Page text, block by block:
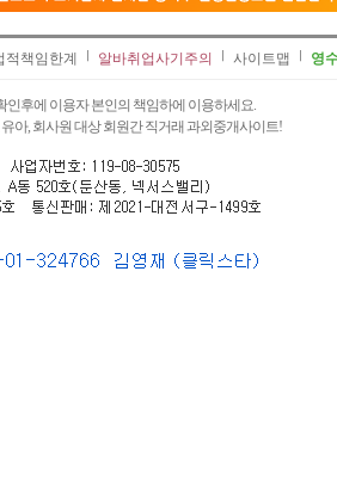
적책임한계 알바취업사기주의 사이트맵 영
인후에 이용자 본인의 책임하에 이용하세요.
아, 회사원 대상 회원간 직거래 과외중개사이트!